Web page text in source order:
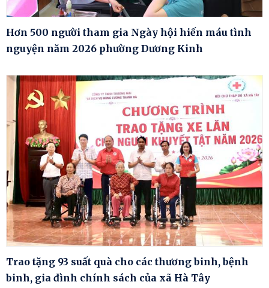
Hơn 500 người tham gia Ngày hội hiến máu tình
nguyện năm 2026 phường Dương Kinh
Trao tặng 93 suất quà cho các thương binh, bệnh
binh, gia đình chính sách của xã Hà Tây